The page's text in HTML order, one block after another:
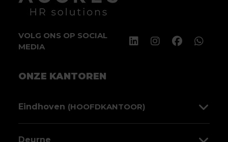
VOLG ONS OP SOCIAL
MEDIA
ONZE KANTOREN
Eindhoven (HOOFDKANTOOR)
Deurne